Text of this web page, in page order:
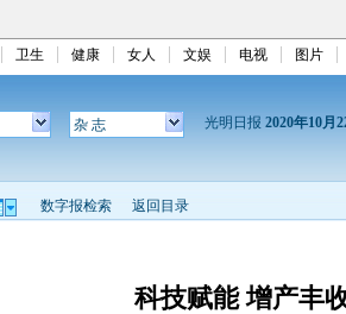
卫生 健康 女人 文娱 电视 图片
杂 志 光明日报 2020年10月
数字报检索 返回目录
科技赋能 增产丰